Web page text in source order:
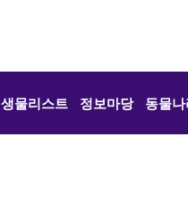
생물리스트 정보마당 동물